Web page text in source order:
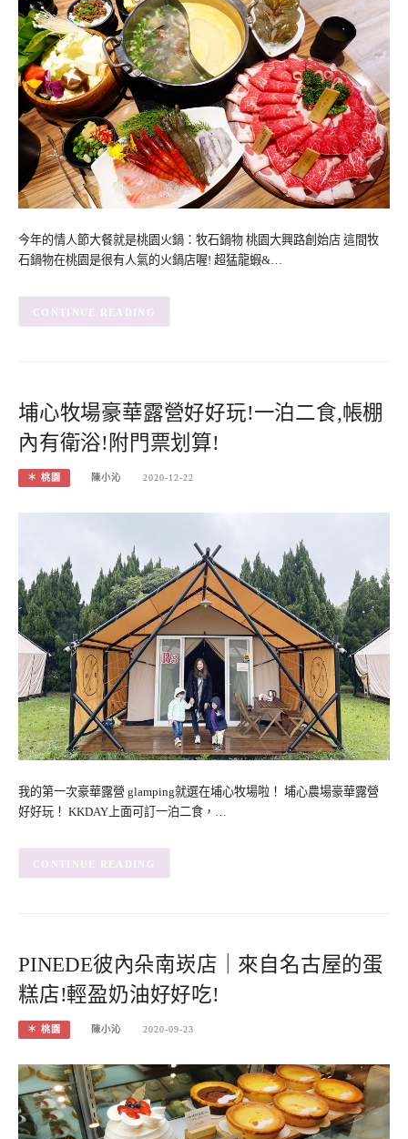
今年的情人節大餐就是桃園火鍋：牧石鍋物 桃園大興路創始店 這間牧
石鍋物在桃園是很有人氣的火鍋店喔! 超猛龍蝦&…
CONTINUE READING
埔心牧場豪華露營好好玩!一泊二食,帳棚
內有衛浴!附門票划算!
＊ 桃園 陳小沁 2020-12-22
我的第一次豪華露營 glamping就選在埔心牧場啦！ 埔心農場豪華露營
好好玩！ KKDAY上面可訂一泊二食，…
CONTINUE READING
PINEDE彼內朵南崁店｜來自名古屋的蛋
糕店!輕盈奶油好好吃!
＊ 桃園 陳小沁 2020-09-23